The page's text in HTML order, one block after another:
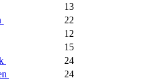
13
22
12
15
24
24